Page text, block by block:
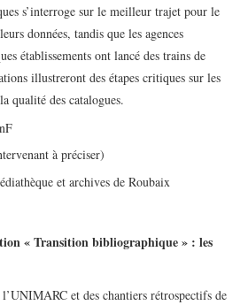
s’interroge sur le meilleur trajet pour le
données, tandis que les agences
établissements ont lancé des trains de
illustreront des étapes critiques sur les
qualité des catalogues.
à préciser)
et archives de Roubaix
« Transition bibliographique » : les
et des chantiers rétrospectifs de